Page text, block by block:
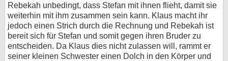
Rebekah unbedingt, dass Stefan mit ihnen flieht, damit sie
weiterhin mit ihm zusammen sein kann. Klaus macht ihr
jedoch einen Strich durch die Rechnung und Rebekah ist
bereit sich für Stefan und somit gegen ihren Bruder zu
entscheiden. Da Klaus dies nicht zulassen will, rammt er
seiner kleinen Schwester einen Dolch in den Körper und